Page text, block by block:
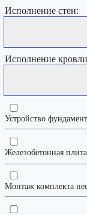
Исполнение стен:
Исполнение
Устройство
Железобетонная
Монтаж комплекта